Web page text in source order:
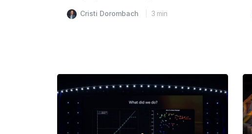
Cristi Dorombach 3 min